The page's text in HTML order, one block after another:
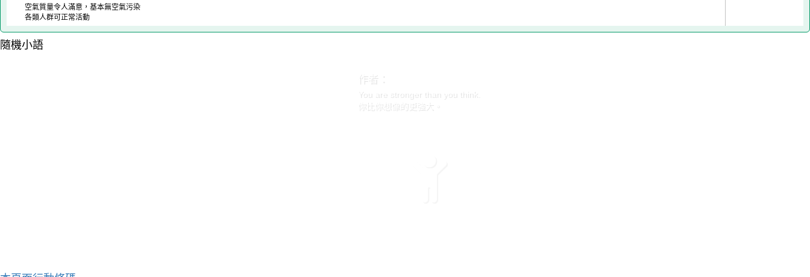
空氣質量令人滿意，基本無空氣污染
各類人群可正常活動
隨機小語
作者：
You are stronger than you think.
你比你想像的更強大。